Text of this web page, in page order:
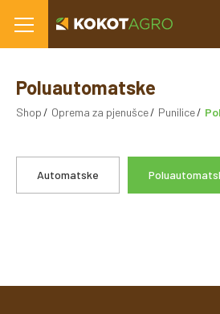
Poluautomatske
Shop Oprema za pjenušce Punilice
Automatske